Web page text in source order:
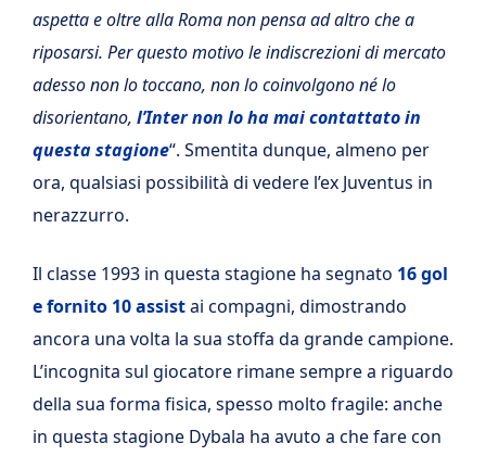
aspetta e oltre alla Roma non pensa ad altro che a
riposarsi. Per questo motivo le indiscrezioni di mercato
adesso non lo toccano, non lo coinvolgono né lo
disorientano, l’Inter non lo ha mai contattato in
questa stagione“. Smentita dunque, almeno per
ora, qualsiasi possibilità di vedere l’ex Juventus in
nerazzurro.
Il classe 1993 in questa stagione ha segnato 16 gol
e fornito 10 assistai compagni, dimostrando
ancora una volta la sua stoffa da grande campione.
L’incognita sul giocatore rimane sempre a riguardo
della sua forma fisica, spesso molto fragile: anche
in questa stagione Dybala ha avuto a che fare con